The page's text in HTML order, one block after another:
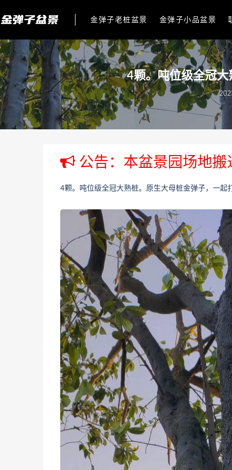
金弹子老桩盆景 金弹子小品盆景
4颗。吨位级全冠
公告：本盆景园场地搬
4颗。吨位级全冠大熟桩。原生大母桩金弹子，一起